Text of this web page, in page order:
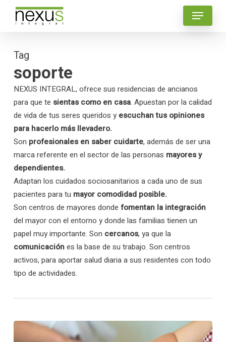
Menu
Tag
soporte
NEXUS INTEGRAL, ofrece sus residencias de ancianos
para que te sientas como en casa. Apuestan por la calidad
de vida de tus seres queridos y escuchan tus opiniones
para hacerlo más llevadero.
Son profesionales en saber cuidarte, además de ser una
marca referente en el sector de las personas mayores y
dependientes.
Adaptan los cuidados sociosanitarios a cada uno de sus
pacientes para tu mayor comodidad posible.
Son centros de mayores donde fomentan la integración
del mayor con el entorno y donde las familias tienen un
papel muy importante. Son cercanos, ya que la
comunicaciónes la base de su trabajo. Son centros
activos, para aportar salud diaria a sus residentes con todo
tipo de actividades.